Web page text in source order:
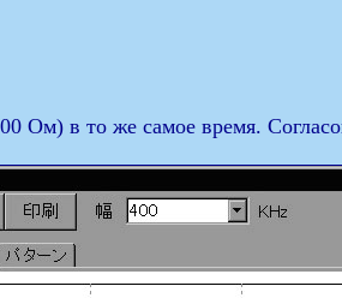
в то же самое время.